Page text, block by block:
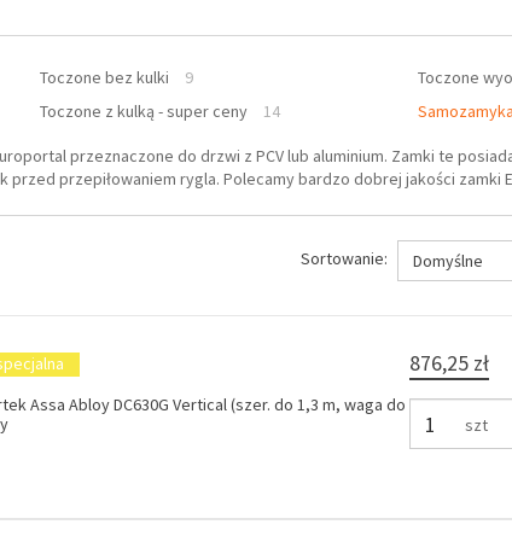
Toczone bez kulki
9
Toczone z kulką - super ceny
14
Toczone
przeznaczone do drzwi z PCV lub aluminium. Zamki te
przepiłowaniem rygla. Polecamy bardzo dobrej jakości zamki
Sortowanie: Domyślne
Assa Abloy DC630G Vertical (szer. do 1,3 m, waga do
876,25 zł
szt